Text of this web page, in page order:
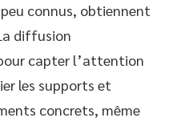
connus, obtiennent
diffusion
capter l’attention
les supports et
concrets, même